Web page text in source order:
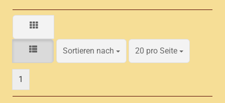
Sortieren nach
Sortieren nach 20 pro Seite
pro Seite
1